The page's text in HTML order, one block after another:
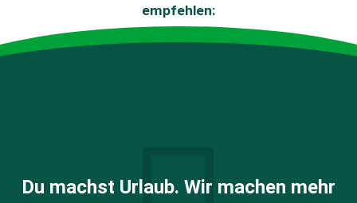
empfehlen:
Du machst Urlaub. Wir machen mehr